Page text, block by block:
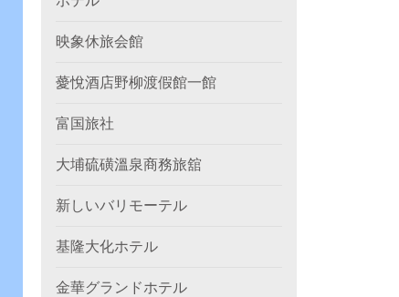
映象休旅会館
薆悅酒店野柳渡假館一館
富国旅社
大埔硫磺溫泉商務旅舘
新しいバリモーテル
基隆大化ホテル
金華グランドホテル